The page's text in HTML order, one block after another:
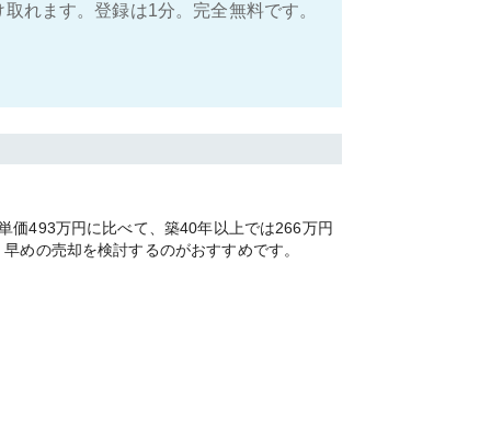
れます。登録は1分。完全無料です。
価493万円に比べて、築40年以上では266万円
めの売却を検討するのがおすすめです。